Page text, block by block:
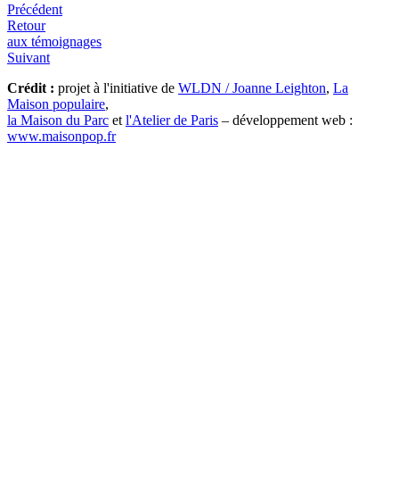
Précédent
Retour
aux témoignages
Suivant
Crédit : projet à l'initiative de WLDN / Joanne Leighton, La
Maison populaire,
la Maison du Parc et l'Atelier de Paris – développement web :
www.maisonpop.fr